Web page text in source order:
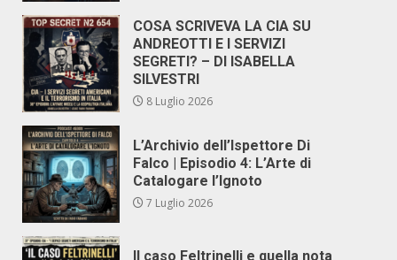
COSA SCRIVEVA LA CIA SU
ANDREOTTI E I SERVIZI
SEGRETI? – DI ISABELLA
SILVESTRI
8 Luglio 2026
L’Archivio dell’Ispettore Di
Falco | Episodio 4: L’Arte di
Catalogare l’Ignoto
7 Luglio 2026
Il caso Feltrinelli e quella nota